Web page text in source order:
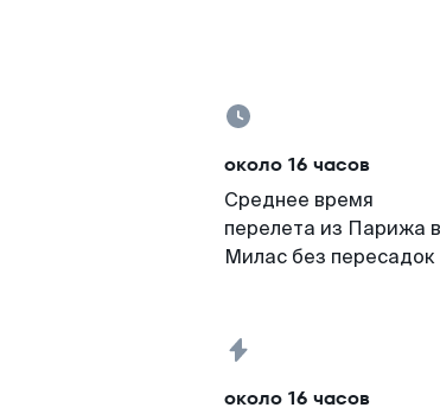
около 16 часов
Среднее время
перелета из Парижа в
Милас без пересадок
около 16 часов